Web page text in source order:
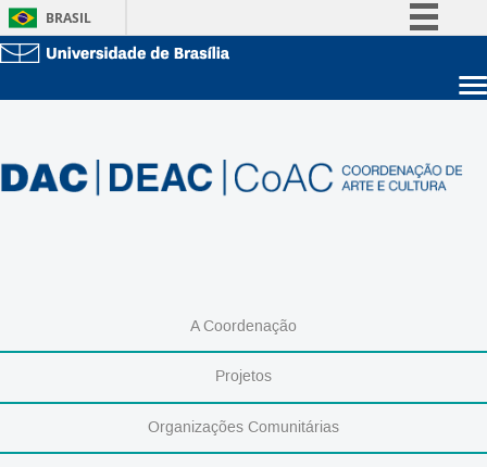
BRASIL
Legislação
Graduação
A Coordenação
Projetos
Organizações Comunitárias